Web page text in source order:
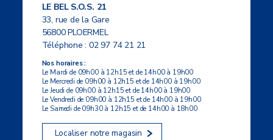
LE BEL S.O.S. 21
33, rue de la Gare
56800 PLOERMEL
Téléphone :02 97 74 21 21
Nos horaires :
Le Mardi de 09h00 à 12h15 et de 14h00 à 19h00
Le Mercredi de 09h00 à 12h15 et de 14h00 à 19h00
Le Jeudi de 09h00 à 12h15 et de 14h00 à 19h00
Le Vendredi de 09h00 à 12h15 et de 14h00 à 19h00
Le Samedi de 09h30 à 12h15 et de 14h00 à 18h00
Localiser notre magasin